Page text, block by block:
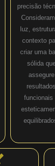
precisão
luz,
contexto
criar uma
sólida
assegure
resultados
funcionais